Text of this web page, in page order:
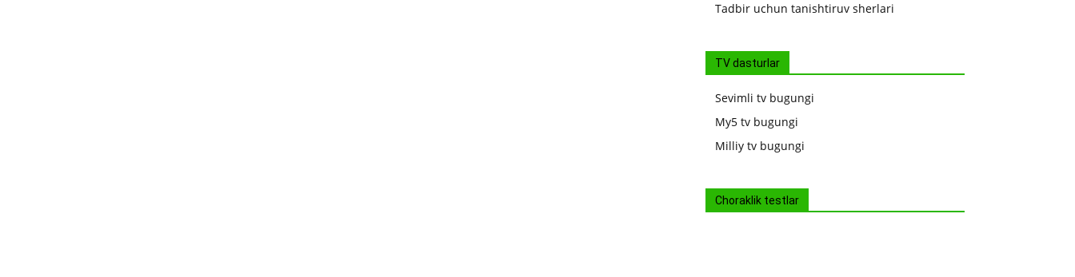
Tadbir uchun tanishtiruv sherlari
TV dasturlar
Sevimli tv bugungi
My5 tv bugungi
Milliy tv bugungi
Choraklik testlar